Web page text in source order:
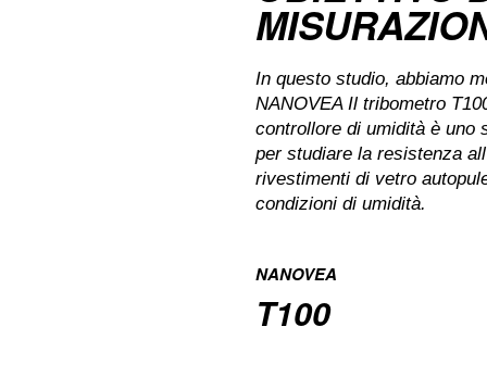
In questo studio, abbiamo
NANOVEA Il tribometro
controllore di umidità è uno
per studiare la resistenza
rivestimenti di vetro
condizioni di umidità.
NANOVEA
T100